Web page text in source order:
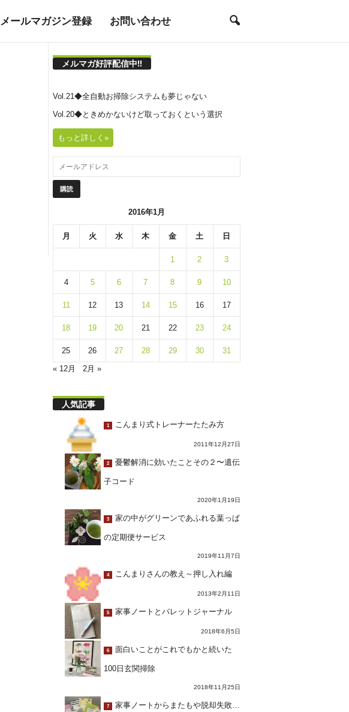
メールマガジン登録 お問い合わせ
メルマガ好評配信中!!
Vol.21◆全自動お掃除システムも夢じゃない
Vol.20◆ときめかないけど取っておくという選択
もっと詳しく»
2016年1月
月 火 水 木 金 土 日
1 2 3
4 5 6 7 8 9 10
11 12 13 14 15 16 17
18 19 20 21 22 23 24
25 26 27 28 29 30
31
« 12月
2月 »
人気記事
1 こんまり式トレーナーたたみ方
2011年12月27日
2 憂鬱解消に効いたことその２〜遺伝
子コード
2020年1月19日
3 家の中がグリーンであふれる葉っぱ
の定期便サービス
2019年11月7日
4 こんまりさんの教え～押し入れ編
2013年2月11日
5 家事ノートとバレットジャーナル
2018年6月5日
6 面白いことがこれでもかと続いた
100日玄関掃除
2018年11月25日
7 家事ノートからまたもや脱却失敗…